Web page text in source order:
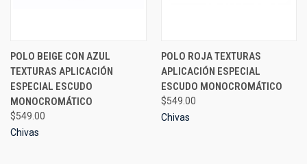
POLO BEIGE CON AZUL
TEXTURAS APLICACIÓN
ESPECIAL ESCUDO
MONOCROMÁTICO
$549.00
Chivas
POLO ROJA TEXTURAS
APLICACIÓN ESPECIAL
ESCUDO MONOCROMÁTICO
$549.00
Chivas